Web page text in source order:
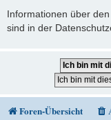
Informationen über
sind in der
Foren-Übersicht